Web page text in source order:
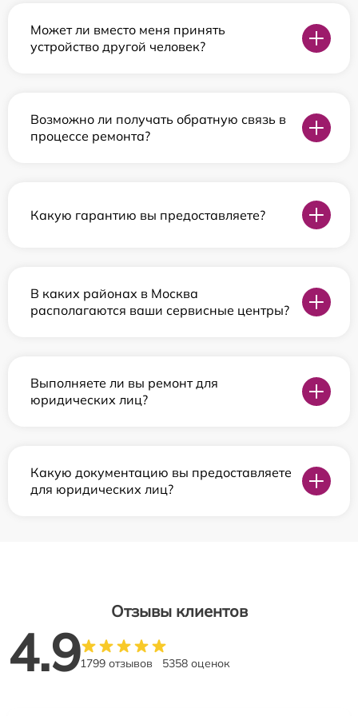
Может ли вместо меня принять
устройство другой человек?
Возможно ли получать обратную связь в
процессе ремонта?
Какую гарантию вы предоставляете?
В каких районах в Москва
располагаются ваши сервисные центры?
Выполняете ли вы ремонт для
юридических лиц?
Какую документацию вы предоставляете
для юридических лиц?
Отзывы клиентов
4.91799 отзывов 5358 оценок